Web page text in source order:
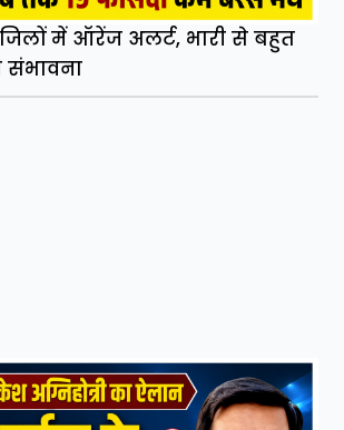
में ऑरेंज अलर्ट, भारी से बहुत
संभावना